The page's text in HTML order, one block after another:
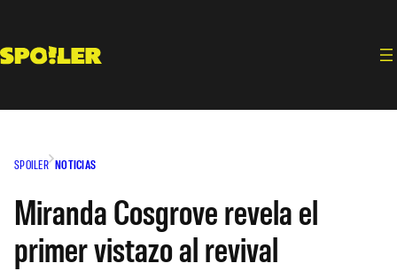
contenido
SPOILER NOTICIAS
Miranda Cosgrove revela el
primer vistazo al revival